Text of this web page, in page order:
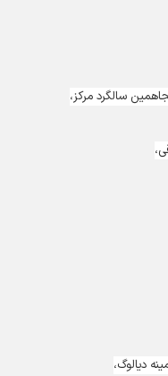
سالگرد مرکز،
دیالوگ،